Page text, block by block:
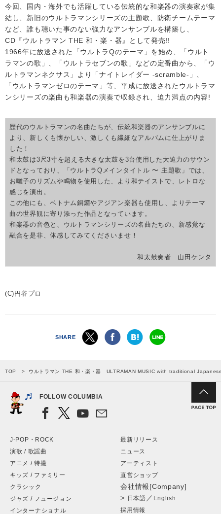
今回、国内・海外でも活躍している伝統的な和楽器の演奏家が集
結し、新旧のウルトラマンシリーズの主題歌、防衛チームテーマ
など、誰も聴いた事のない強力なアンサンブルを構築し、
CD『ウルトラマン THE 和・楽・器』として発売!!
1966年に放送された「ウルトラQのテーマ」を始め、「ウルト
ラマンの歌」、「ウルトラセブンの歌」などの定番曲から、「ウ
ルトラマンネクサス」より「ナイトレイダー -scramble-」、
「ウルトラマンゼロのテーマ」等、平成に放送されたウルトラマ
ンシリーズの楽曲も和楽器の演奏で収録され、迫力満点の内容!
歴代のウルトラマンの名曲たちが、伝統和楽器のアンサンブルに
より、新しくも懐かしい、激しくも繊細なアルバムに仕上がりま
した！
和太鼓は3尺3寸を超える大きな太鼓を3台使用した大迫力のサウン
ドとなっており、「ウルトラQメインタイトル 〜 主題歌」では、
お囃子のリズムや鳴物を使用した、より和テイストで、レトロな
感じを演出。
この他にも、ベトナム銅鑼やアジアン楽器も使用し、よりテーマ
曲の世界観に寄り添った作品となっています。
和楽器の音色と、ウルトラマンシリーズの名曲たちの、新感覚な
融合を是非、体感してみてくださいませ！
和太鼓奏者 山田ケンタ
(C)円谷プロ
SHARE
TOP ウルトラマン THE 和・楽・器 ULTRAMAN MUSIC with traditional
FOLLOW COLUMBIA
J-POP・ROCK
演歌 / 歌謡曲
アニメ / 特撮
キッズ / ファミリー
クラシック
ジャズ / フュージョン
インターナショナル
最新リリース
ニュース
アーティスト
直営ショップ
会社情報[Company]
> 日本語 ／ English
採用情報